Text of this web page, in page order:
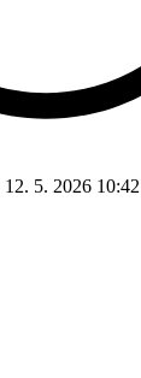
12. 5. 2026 10:42